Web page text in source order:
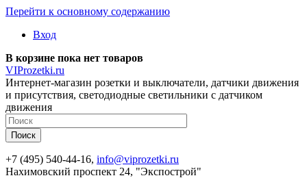
Перейти к основному содержанию
Вход
В корзине пока нет товаров
VIProzetki.ru
Интернет-магазин розетки и выключатели, датчики движения
и присутствия, светодиодные светильники с датчиком
движения
+7 (495) 540-44-16, info@viprozetki.ru
Нахимовский проспект 24, "Экспострой"